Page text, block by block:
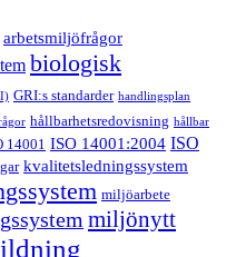
arbetsmiljöfrågor
biologisk
GRI:s standarder handlingsplan
hållbarhetsredovisning hållbar
14001 ISO 14001:2004 ISO
kvalitetsledningssystem
miljöarbete
miljönytt